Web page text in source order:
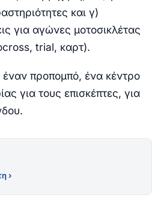
και γ)
για αγώνες μοτοσικλέτας
trial, καρτ).
έναν προπομπό, ένα κέντρο
για τους επισκέπτες, για
›